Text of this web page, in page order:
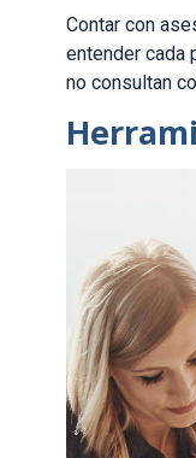
Contar con
entender cada
no consultan